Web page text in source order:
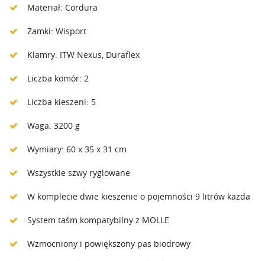
Materiał: Cordura
Zamki: Wisport
Klamry: ITW Nexus, Duraflex
Liczba komór: 2
Liczba kieszeni: 5
Waga: 3200 g
Wymiary: 60 x 35 x 31 cm
Wszystkie szwy ryglowane
W komplecie dwie kieszenie o pojemności 9 litrów każda
System taśm kompatybilny z MOLLE
Wzmocniony i powiększony pas biodrowy